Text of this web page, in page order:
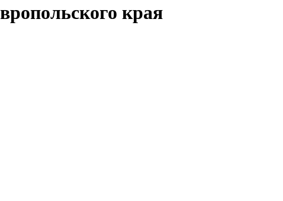
края